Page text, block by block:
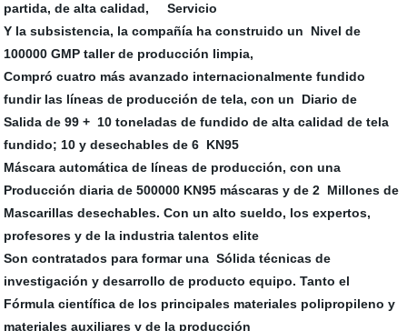
partida, de alta calidad, Servicio
Y la subsistencia, la compañía ha construido un Nivel de
100000 GMP taller de producción limpia,
Compró cuatro más avanzado internacionalmente fundido
fundir las líneas de producción de tela, con un Diario de
Salida de 99 + 10 toneladas de fundido de alta calidad de tela
fundido; 10 y desechables de 6 KN95
Máscara automática de líneas de producción, con una
Producción diaria de 500000 KN95 máscaras y de 2 Millones de
Mascarillas desechables. Con un alto sueldo, los expertos,
profesores y de la industria talentos elite
Son contratados para formar una Sólida técnicas de
investigación y desarrollo de producto equipo. Tanto el
Fórmula científica de los principales materiales polipropileno y
materiales auxiliares y de la producción